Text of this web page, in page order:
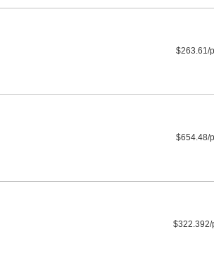
$263.61/
$654.48/
$322.392/